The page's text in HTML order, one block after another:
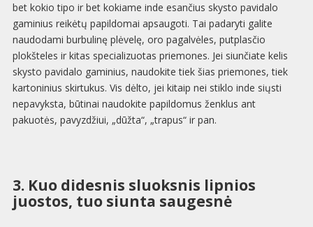
bet kokio tipo ir bet kokiame inde esančius skysto pavidalo
gaminius reikėtų papildomai apsaugoti. Tai padaryti galite
naudodami burbulinę plėvelę, oro pagalvėles, putplasčio
plokšteles ir kitas specializuotas priemones. Jei siunčiate kelis
skysto pavidalo gaminius, naudokite tiek šias priemones, tiek
kartoninius skirtukus. Vis dėlto, jei kitaip nei stiklo inde siųsti
nepavyksta, būtinai naudokite papildomus ženklus ant
pakuotės, pavyzdžiui, „dūžta“, „trapus“ ir pan.
3. Kuo didesnis sluoksnis lipnios
juostos, tuo siunta saugesnė